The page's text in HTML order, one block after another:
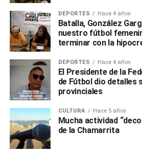
DEPORTES Hace 4 años
Batalla, González
nuestro fútbol
terminar con la
DEPORTES Hace 4 años
El Presidente de la
de Fútbol dio detalles
provinciales
CULTURA Hace 5 años
Mucha actividad
de la Chamarrita